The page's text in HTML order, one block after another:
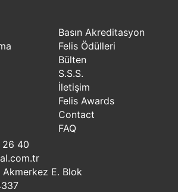
Basın Akreditasyon
Felis Ödülleri
Bülten
S.S.S.
İletişim
Felis Awards
Contact
FAQ
26 40
E. Blok